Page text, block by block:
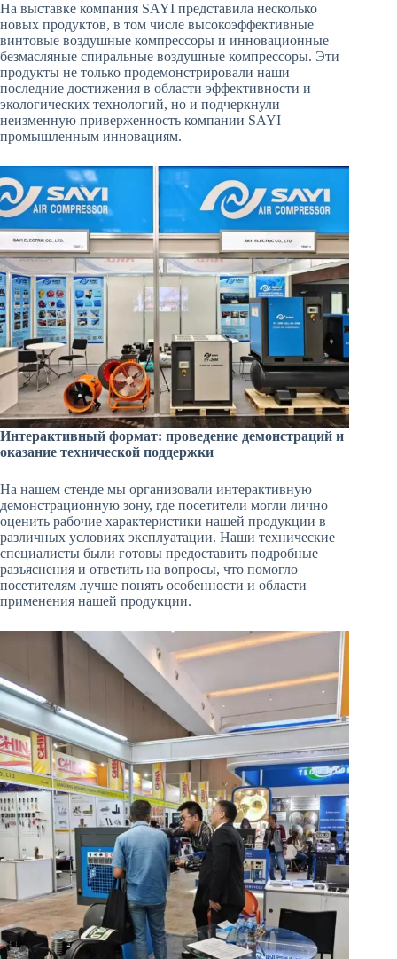
На выставке компания SAYI представила несколько
новых продуктов, в том числе высокоэффективные
винтовые воздушные компрессоры и инновационные
безмасляные спиральные воздушные компрессоры. Эти
продукты не только продемонстрировали наши
последние достижения в области эффективности и
экологических технологий, но и подчеркнули
неизменную приверженность компании SAYI
промышленным инновациям.
Интерактивный формат: проведение демонстраций и
оказание технической поддержки
На нашем стенде мы организовали интерактивную
демонстрационную зону, где посетители могли лично
оценить рабочие характеристики нашей продукции в
различных условиях эксплуатации. Наши технические
специалисты были готовы предоставить подробные
разъяснения и ответить на вопросы, что помогло
посетителям лучше понять особенности и области
применения нашей продукции.